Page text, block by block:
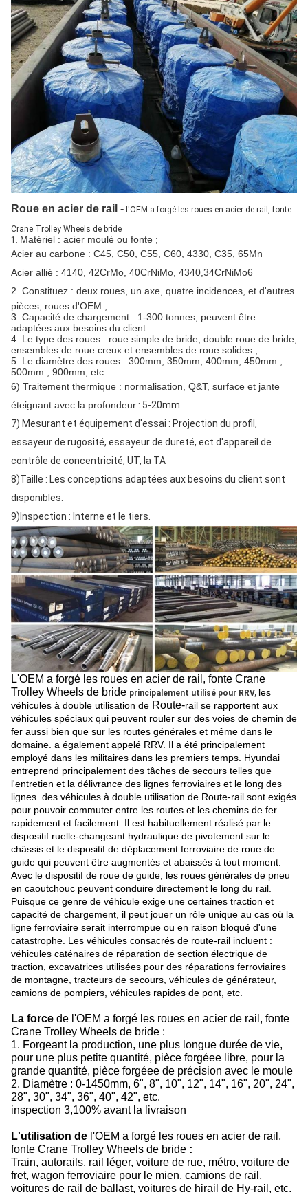
Roue en acier de rail - l'OEM a forgé les roues en acier de rail, fonte
Crane Trolley Wheels de bride
1. Matériel : acier moulé ou fonte ;
Acier au carbone : C45, C50, C55, C60, 4330, C35, 65Mn
Acier allié : 4140, 42CrMo, 40CrNiMo, 4340,34CrNiMo6
2. Constituez : deux roues, un axe, quatre incidences, et d'autres
pièces, roues d'OEM ;
3. Capacité de chargement : 1-300 tonnes, peuvent être
adaptées aux besoins du client.
4. Le type des roues : roue simple de bride, double roue de bride,
ensembles de roue creux et ensembles de roue solides ;
5. Le diamètre des roues : 300mm, 350mm, 400mm, 450mm ;
500mm ; 900mm, etc.
6) Traitement thermique : normalisation, Q&T, surface et jante
éteignant avec la profondeur : 5-20mm
7) Mesurant et équipement d'essai : Projection du profil,
essayeur de rugosité, essayeur de dureté, ect d'appareil de
contrôle de concentricité, UT, la TA
8)Taille : Les conceptions adaptées aux besoins du client sont
disponibles.
9)Inspection : Interne et le tiers.
L'OEM a forgé les roues en acier de rail, fonte Crane
Trolley Wheels de bride principalement utilisé pour RRV, les
véhicules à double utilisation de Route-rail se rapportent aux
véhicules spéciaux qui peuvent rouler sur des voies de chemin de
fer aussi bien que sur les routes générales et même dans le
domaine. a également appelé RRV. Il a été principalement
employé dans les militaires dans les premiers temps. Hyundai
entreprend principalement des tâches de secours telles que
l'entretien et la délivrance des lignes ferroviaires et le long des
lignes. des véhicules à double utilisation de Route-rail sont exigés
pour pouvoir commuter entre les routes et les chemins de fer
rapidement et facilement. Il est habituellement réalisé par le
dispositif ruelle-changeant hydraulique de pivotement sur le
châssis et le dispositif de déplacement ferroviaire de roue de
guide qui peuvent être augmentés et abaissés à tout moment.
Avec le dispositif de roue de guide, les roues générales de pneu
en caoutchouc peuvent conduire directement le long du rail.
Puisque ce genre de véhicule exige une certaines traction et
capacité de chargement, il peut jouer un rôle unique au cas où la
ligne ferroviaire serait interrompue ou en raison bloqué d'une
catastrophe. Les véhicules consacrés de route-rail incluent :
véhicules caténaires de réparation de section électrique de
traction, excavatrices utilisées pour des réparations ferroviaires
de montagne, tracteurs de secours, véhicules de générateur,
camions de pompiers, véhicules rapides de pont, etc.
La force de l'OEM a forgé les roues en acier de rail, fonte
Crane Trolley Wheels de bride :
1. Forgeant la production, une plus longue durée de vie,
pour une plus petite quantité, pièce forgéee libre, pour la
grande quantité, pièce forgéee de précision avec le moule
2. Diamètre : 0-1450mm, 6", 8", 10", 12", 14", 16", 20", 24",
28", 30", 34", 36", 40", 42", etc.
inspection 3,100% avant la livraison
L'utilisation de l'OEM a forgé les roues en acier de rail,
fonte Crane Trolley Wheels de bride :
Train, autorails, rail léger, voiture de rue, métro, voiture de
fret, wagon ferroviaire pour le mien, camions de rail,
voitures de rail de ballast, voitures de hirail de Hy-rail, etc.